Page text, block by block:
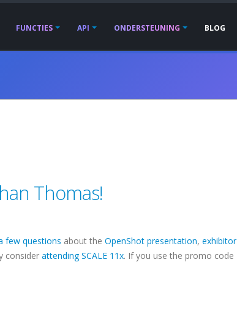
FUNCTIES API ONDERSTEUNING BLOG
Thomas!
few questions about the OpenShot presentation, exhibitor
consider attending SCALE 11x. If you use the promo code